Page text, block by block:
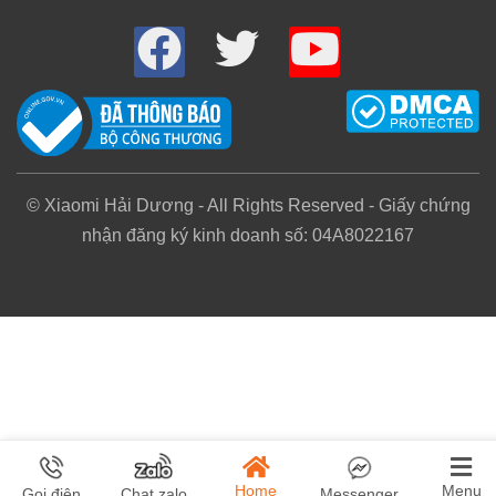
Nếu cần làm nóng nhanh bạn có thể bật
độHOTtrước lúc này máy sẽ làm nóng
chóng sau đó bạn chuyển chế độ
WARMđể hơi
từ máy toả sẽ dễ chịu hơn. Nhiệt độ làm ấm tối đa
nhiệt độ thoải mái ngay trong App, điểm hay
của máy là chế độ duy trì nhiệt độ
để giúp căn phòng của bạn luôn giữ ở mức nhiệt
© Xiaomi Hải Dương - All Rights Reserved - Giấy chứng
nhận đăng ký kinh doanh số: 04A8022167
Home Menu